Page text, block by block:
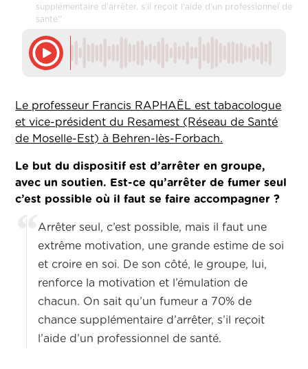
supplémentaire d’arrêter, s’il reçoit l’aide d’un professionnel de
santé''
Le professeur Francis RAPHAËL est tabacologue
et vice-président du Resamest (Réseau de Santé
de Moselle-Est) à Behren-lès-Forbach.
Le but du dispositif est d’arrêter en groupe,
avec un soutien. Est-ce qu’arrêter de fumer seul
c’est possible où il faut se faire accompagner ?
Arrêter seul, c’est possible, mais il faut une
extrême motivation, une grande estime de soi
et croire en soi. De son côté, le groupe, lui,
renforce la motivation et l’émulation de
chacun. On sait qu’un fumeur a 70% de
chance supplémentaire d’arrêter, s’il reçoit
l’aide d’un professionnel de santé.